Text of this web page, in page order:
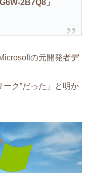
2B7Q8」
の元開発者デ
ーク”だった」と明か